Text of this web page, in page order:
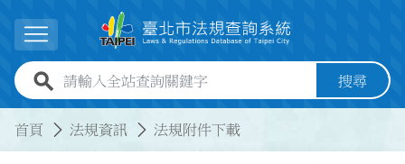
展開選單
全站查詢關鍵字欄位 搜尋
首頁 法規資訊 法規附件下載